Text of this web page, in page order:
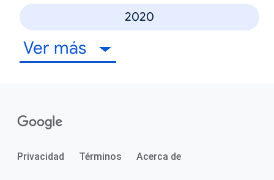
2020
Ver más
Privacidad Términos Acerca de